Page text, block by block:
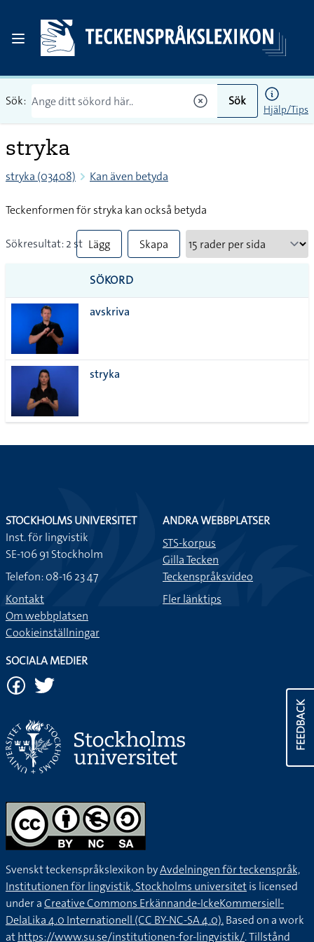
Sök: Sök
Hjälp/Tips
stryka
stryka (03408) Kan även betyda
Teckenformen för stryka kan också betyda
Sökresultat: 2 st Lägg
till
alla i
Skapa
SÖKORD
avskriva
stryka
FEEDBACK
STOCKHOLMS UNIVERSITET
Inst. för lingvistik
SE-106 91 Stockholm
Telefon: 08-16 23 47
Kontakt
Om webbplatsen
Cookieinställningar
ANDRA WEBBPLATSER
STS-korpus
Gilla Tecken
Teckenspråksvideo
Fler länktips
SOCIALA MEDIER
Svenskt teckenspråkslexikon byAvdelningen för teckenspråk,
Institutionen för lingvistik, Stockholms universitetis licensed
under aCreative Commons Erkännande-IckeKommersiell-
DelaLika 4.0 Internationell (CC BY-NC-SA 4.0).Based on a work
athttps://www.su.se/institutionen-for-lingvistik/. Tillstånd